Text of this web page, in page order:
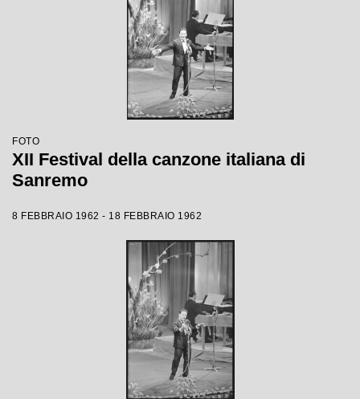
FOTO
XII Festival della canzone italiana di
Sanremo
8 FEBBRAIO 1962 - 18 FEBBRAIO 1962